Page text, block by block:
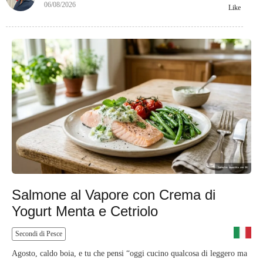
06/08/2026 Like
Salmone al Vapore con Crema di
Yogurt Menta e Cetriolo
Secondi di Pesce
Agosto, caldo boia, e tu che pensi “oggi cucino qualcosa di leggero ma